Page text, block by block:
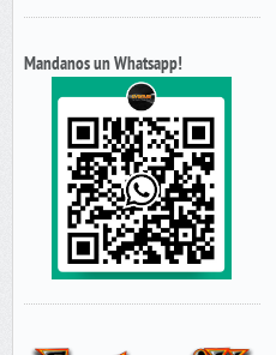
Mandanos un Whatsapp!